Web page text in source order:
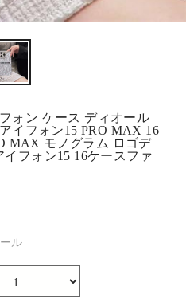
ォン ケース ディオール
イフォン15 PRO MAX 16
MAX モノグラム ロゴデ
フォン15 16ケースファ
ル